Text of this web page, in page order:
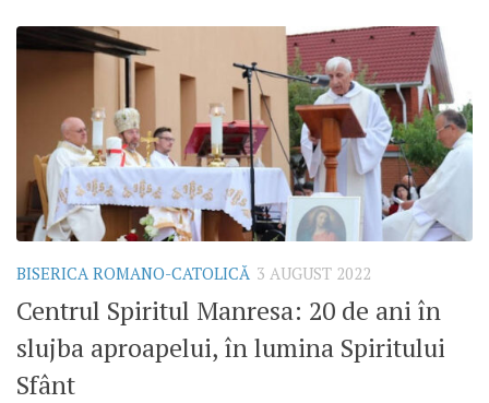
BISERICA ROMANO-CATOLICĂ 3 AUGUST 2022
Centrul Spiritul Manresa: 20 de ani în
slujba aproapelui, în lumina Spiritului
Sfânt